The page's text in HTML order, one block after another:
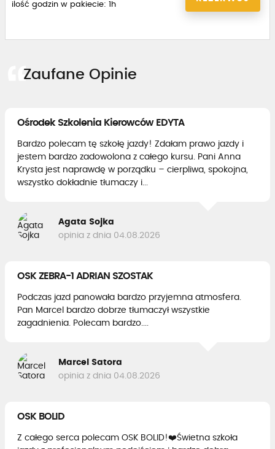
ilość godzin w pakiecie: 1h
Zaufane Opinie
Ośrodek Szkolenia Kierowców EDYTA
Bardzo polecam tę szkołę jazdy! Zdałam prawo jazdy i
jestem bardzo zadowolona z całego kursu. Pani Anna
Krysta jest naprawdę w porządku – cierpliwa, spokojna,
wszystko dokładnie tłumaczy i...
Agata Sojka
opinia z dnia 04.08.2026
OSK ZEBRA-1 ADRIAN SZOSTAK
Podczas jazd panowała bardzo przyjemna atmosfera.
Pan Marcel bardzo dobrze tłumaczył wszystkie
zagadnienia. Polecam bardzo....
Marcel Satora
opinia z dnia 04.08.2026
OSK BOLID
Z całego serca polecam OSK BOLID!❤️Świetna szkoła